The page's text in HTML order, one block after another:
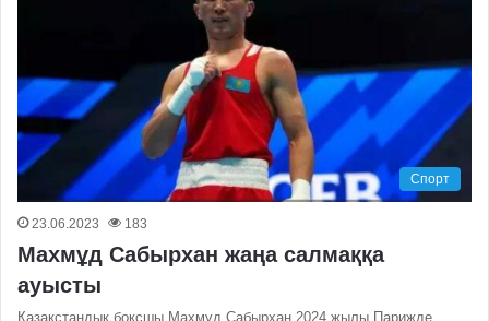
Спорт
23.06.2023 183
Махмұд Сабырхан жаңа салмаққа
ауысты
Қазақстандық боксшы Махмұд Сабырхан 2024 жылы Парижде